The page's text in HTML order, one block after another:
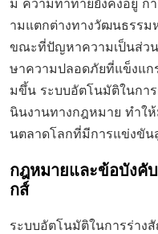
ามแตกต่างทางวัฒนธรรม
ขณะที่ปัญหาความเป็นส่ว
ษาความปลอดภัยที่แข็งแก
มขึ้น ระบบอัตโนมัติในกา
นินงานทางกฎหมาย ทำใ
นตลาดโลกที่มีการแข่งขัน
กฎหมายและข้อบังคั
กส์
ระบบอัตโนมัติในการร่าง